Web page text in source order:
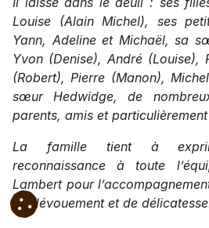
Louise (Alain Michel), ses
Yann, Adeline et Michaël, sa
Yvon (Denise), André (Louise),
(Robert), Pierre (Manon),
sœur Hedwidge, de
parents, amis et
La famille tient à
reconnaissance à toute
Lambert pour
de dévouement et de